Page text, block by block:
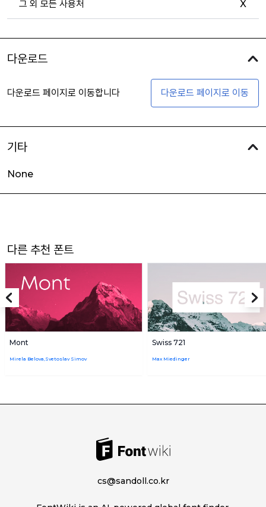
그 외 모든 사용처 X
다운로드
다운로드 페이지로 이동합니다 다운로드 페이지로 이동
기타
None
다른 추천 폰트
Mont
Mirela Belova,Svetoslav Simov
Swiss 721
Max Miedinger
cs@sandoll.co.kr